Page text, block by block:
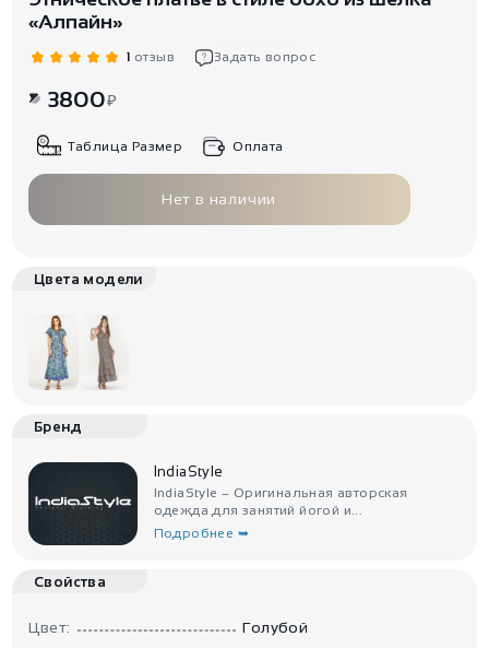
«Алпайн»
1 отзыв Задать вопрос
3800₽
Таблица Размер Оплата
Нет в наличии
Цвета модели
Бренд
IndiaStyle
IndiaStyle – Оригинальная авторская
одежда для занятий йогой и...
Подробнее ➥
Свойства
Цвет:
Голубой